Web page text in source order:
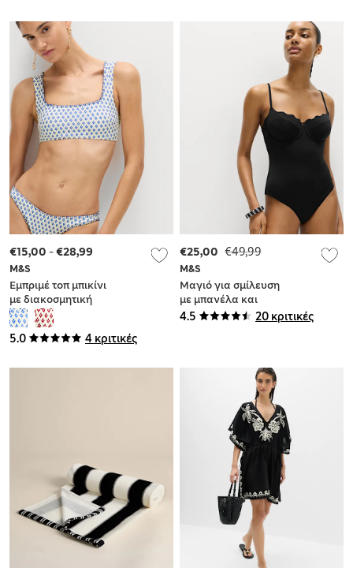
5.0 4 κριτικές
M&S
Εμπριμέ τοπ μπικίνι
με διακοσμητική
ραφή και βαθιά
στρογγυλή
λαιμόκοψη
€15,00 -€28,99
4.5 20 κριτικές
M&S
Μαγιό για σμίλευση
με μπανέλα και
κυματιστό τελείωμα
€49,99
€25,00